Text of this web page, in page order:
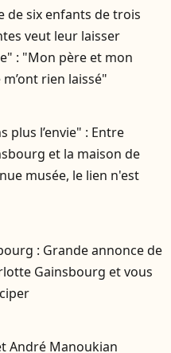
de six enfants de trois
veut leur laisser
: "Mon père et mon
rien laissé"
plus l’envie" : Entre
et la maison de
musée, le lien n'est
: Grande annonce de
Gainsbourg et vous
André Manoukian